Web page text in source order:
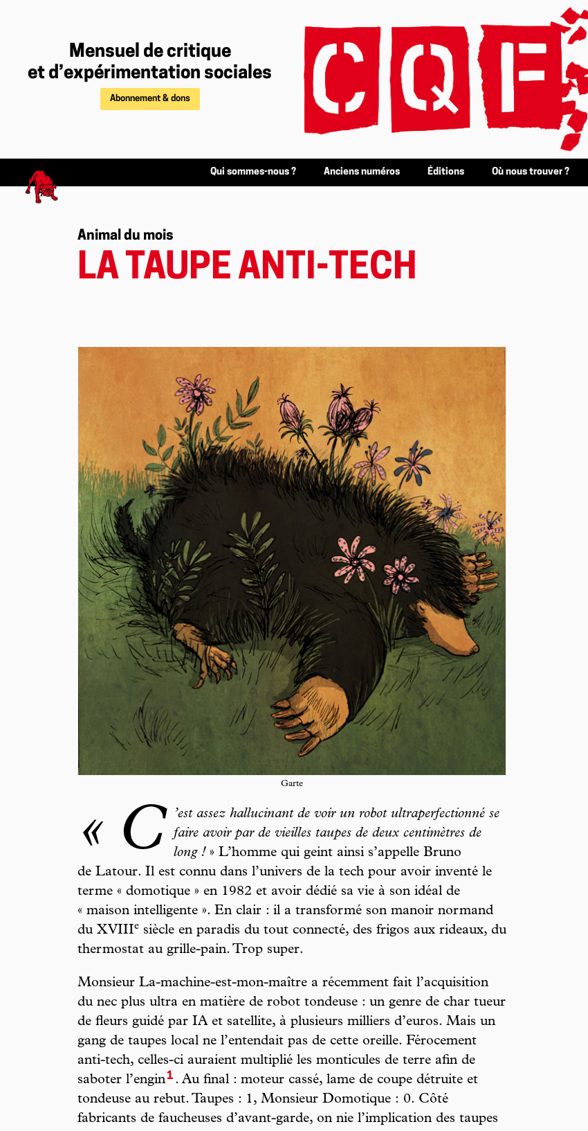
Mensuel de critique
et d’expérimentation sociales
Abonnement & dons
Qui sommes-nous ? Anciens numéros Éditions Où nous trouver ?
Animal du mois
LA TAUPE ANTI-TECH
Garte
« C
’est assez hallucinant de voir un robot ultraperfectionné se
faire avoir par de vieilles taupes de deux centimètres de
long ! » L’homme qui geint ainsi s’appelle Bruno
de Latour. Il est connu dans l’univers de la tech pour avoir inventé le
terme « domotique » en 1982 et avoir dédié sa vie à son idéal de
« maison intelligente ». En clair : il a transformé son manoir normand
du XVIIIe siècle en paradis du tout connecté, des frigos aux rideaux, du
thermostat au grille-pain. Trop super.
Monsieur La-machine-est-mon-maître a récemment fait l’acquisition
du nec plus ultra en matière de robot tondeuse : un genre de char tueur
de fleurs guidé par IA et satellite, à plusieurs milliers d’euros. Mais un
gang de taupes local ne l’entendait pas de cette oreille. Férocement
anti-tech, celles-ci auraient multiplié les monticules de terre afin de
saboter l’engin1 . Au final : moteur cassé, lame de coupe détruite et
tondeuse au rebut. Taupes : 1, Monsieur Domotique : 0. Côté
fabricants de faucheuses d’avant-garde, on nie l’implication des taupes